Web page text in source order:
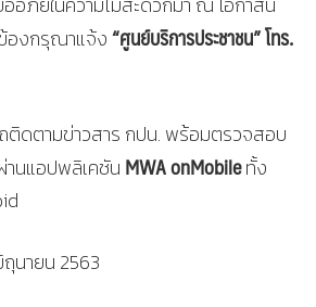
องกรุณาแจ้ง“ศูนย์บริการประชาชน” โทร.
ติดตามข่าวสาร กปน. พร้อมตรวจสอบ
านแอปพลิเคชัน MWA onMobileทั้ง
นายน 2563